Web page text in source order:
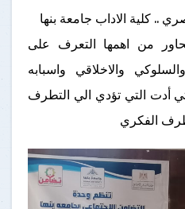
.. كلية الاداب جامعة بنها
من اهمها التعرف على
والاخلاقي واسبابه
أدت التي تؤدي الي التطرف
الفكري